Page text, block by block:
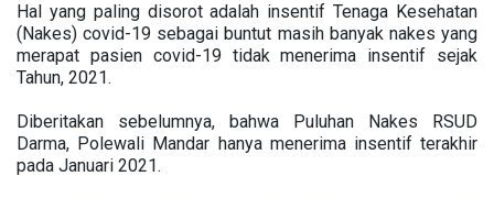
Hal yang paling disorot adalah insentif Tenaga Kesehatan
(Nakes) covid-19 sebagai buntut masih banyak nakes yang
merapat pasien covid-19 tidak menerima insentif sejak
Tahun, 2021.
Diberitakan sebelumnya, bahwa Puluhan Nakes RSUD
Darma, Polewali Mandar hanya menerima insentif terakhir
pada Januari 2021.